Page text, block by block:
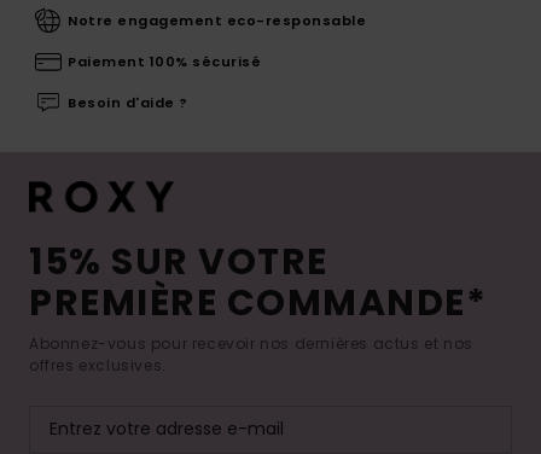
Notre engagement eco-responsable
Paiement 100% sécurisé
Besoin d'aide ?
15% SUR VOTRE
PREMIÈRE COMMANDE*
Abonnez-vous pour recevoir nos dernières actus et nos
offres exclusives.